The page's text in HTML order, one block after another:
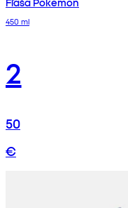
450 ml
2
50
€